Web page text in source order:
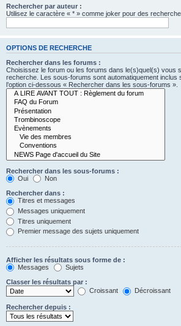
Rechercher par auteur :
Utilisez le caractère « * » comme joker pour des
OPTIONS DE RECHERCHE
Rechercher dans les forums :
Choisissez le forum ou les forums dans le(s)quel(s) vous
recherche. Les sous-forums sont automatiquement inclus
l’option ci-dessous « Rechercher dans les sous-forums ».
Rechercher dans les sous-forums :
Oui
Non
Rechercher dans :
Titres et messages
Messages uniquement
Titres uniquement
Premier message des sujets uniquement
Afficher les résultats sous forme de :
Messages
Sujets
Classer les résultats par :
Croissant
Décroissant
Rechercher depuis :